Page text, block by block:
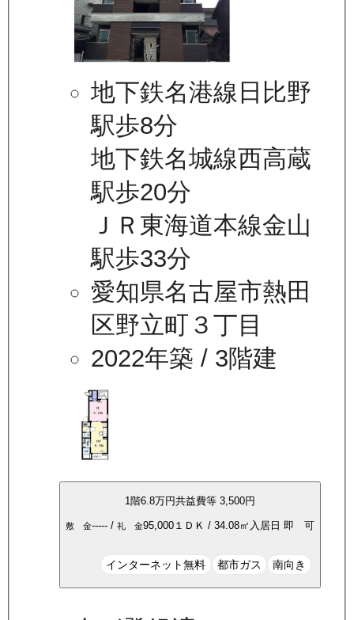
地下鉄名港線日比野
駅歩8分
地下鉄名城線西高蔵
駅歩20分
ＪＲ東海道本線金山
駅歩33分
愛知県名古屋市熱田
区野立町３丁目
2022年築 / 3階建
1 階6.8万円共益費等3,500円
敷 金----- /礼 金95,000 １ＤＫ /34.08㎡ 入居日 即 可
インターネット無料 都市ガス 南向き